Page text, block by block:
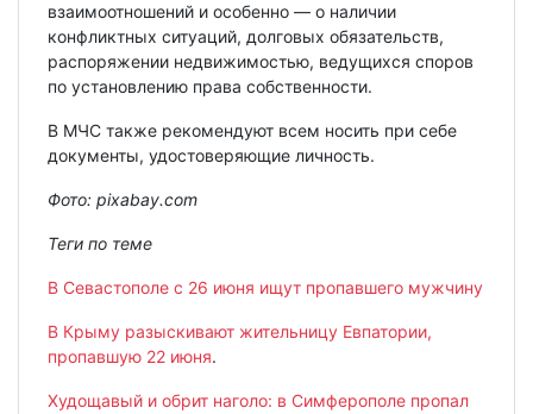
взаимоотношений и особенно — о наличии
конфликтных ситуаций, долговых обязательств,
распоряжении недвижимостью, ведущихся споров
по установлению права собственности.
В МЧС также рекомендуют всем носить при себе
документы, удостоверяющие личность.
Фото: pixabay.com
Теги по теме
В Севастополе с 26 июня ищут пропавшего мужчину
В Крыму разыскивают жительницу Евпатории,
пропавшую 22 июня.
Худощавый и обрит наголо: в Симферополе пропал